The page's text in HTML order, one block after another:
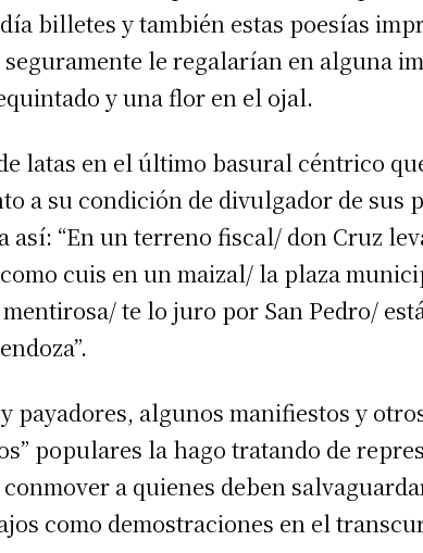
de teléfono
billetes y también estas poesías
le regalarían en alguna
y una flor en el ojal.
latas en el último basural céntrico
a su condición de divulgador de sus
así: “En un terreno fiscal/ don Cruz
cuis en un maizal/ la plaza
te lo juro por San Pedro/
payadores, algunos manifiestos y
populares la hago tratando de
a quienes deben
como demostraciones en el